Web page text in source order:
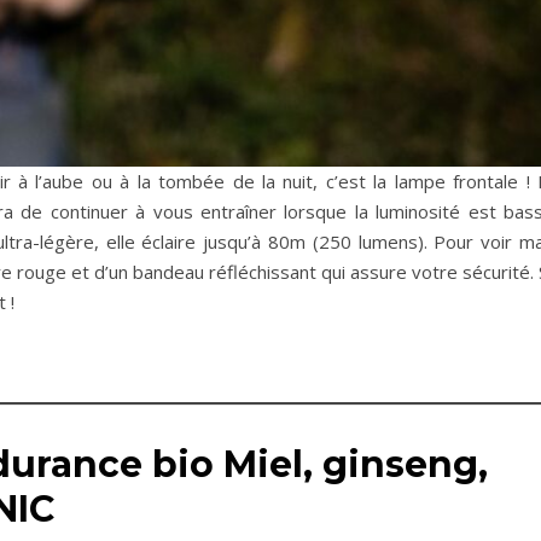
à l’aube ou à la tombée de la nuit, c’est la lampe frontale !
de continuer à vous entraîner lorsque la luminosité est
légère, elle éclaire jusqu’à 80m (250 lumens). Pour voir
rouge et d’un bandeau réfléchissant qui assure votre sécurité.
!
bio Miel, ginseng,